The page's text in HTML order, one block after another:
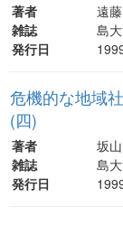
著者
遠
雑誌
島
発行日
危機的な地域
(四)
著者
坂
雑誌
島
発行日